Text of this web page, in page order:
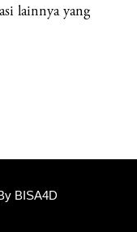
lainnya yang
BISA4D